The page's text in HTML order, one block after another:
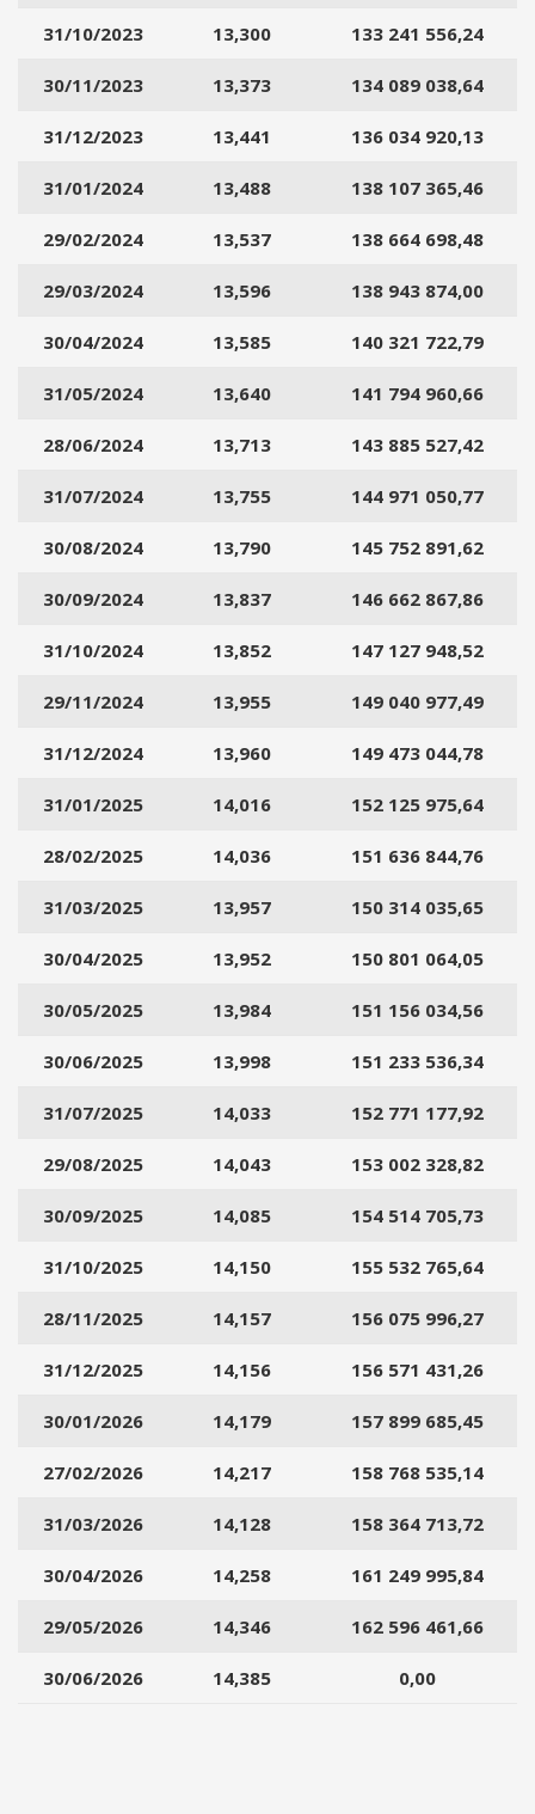
31/10/2023 13,300 133 241 556,24
30/11/2023 13,373 134 089 038,64
31/12/2023 13,441 136 034 920,13
31/01/2024 13,488 138 107 365,46
29/02/2024 13,537 138 664 698,48
29/03/2024 13,596 138 943 874,00
30/04/2024 13,585 140 321 722,79
31/05/2024 13,640 141 794 960,66
28/06/2024 13,713 143 885 527,42
31/07/2024 13,755 144 971 050,77
30/08/2024 13,790 145 752 891,62
30/09/2024 13,837 146 662 867,86
31/10/2024 13,852 147 127 948,52
29/11/2024 13,955 149 040 977,49
31/12/2024 13,960 149 473 044,78
31/01/2025 14,016 152 125 975,64
28/02/2025 14,036 151 636 844,76
31/03/2025 13,957 150 314 035,65
30/04/2025 13,952 150 801 064,05
30/05/2025 13,984 151 156 034,56
30/06/2025 13,998 151 233 536,34
31/07/2025 14,033 152 771 177,92
29/08/2025 14,043 153 002 328,82
30/09/2025 14,085 154 514 705,73
31/10/2025 14,150 155 532 765,64
28/11/2025 14,157 156 075 996,27
31/12/2025 14,156 156 571 431,26
30/01/2026 14,179 157 899 685,45
27/02/2026 14,217 158 768 535,14
31/03/2026 14,128 158 364 713,72
30/04/2026 14,258 161 249 995,84
29/05/2026 14,346 162 596 461,66
30/06/2026 14,385 0,00
a
i
n
C
E
D
p
s
w
r
d
m
r
i
a
?
l
c
a
u
i